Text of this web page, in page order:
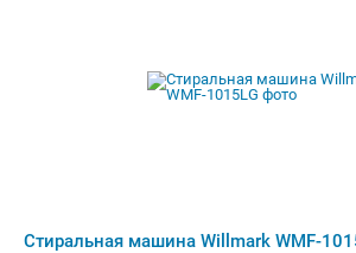
Стиральная машина Willmark WMF-